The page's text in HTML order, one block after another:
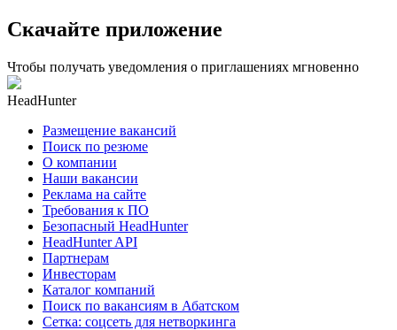
Скачайте приложение
Чтобы получать уведомления о приглашениях мгновенно
HeadHunter
Размещение вакансий
Поиск по резюме
О компании
Наши вакансии
Реклама на сайте
Требования к ПО
Безопасный HeadHunter
HeadHunter API
Партнерам
Инвесторам
Каталог компаний
Поиск по вакансиям в Абатском
Сетка: соцсеть для нетворкинга